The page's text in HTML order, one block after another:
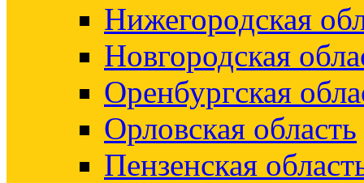
Нижегородская
Новгородская
Оренбургская
Орловская область
Пензенская